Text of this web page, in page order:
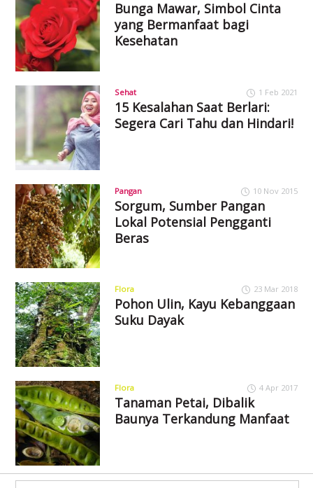
Bunga Mawar, Simbol Cinta
yang Bermanfaat bagi
Kesehatan
Sehat 1 Feb 2021
15 Kesalahan Saat Berlari:
Segera Cari Tahu dan Hindari!
Pangan 10 Nov 2015
Sorgum, Sumber Pangan
Lokal Potensial Pengganti
Beras
Flora 23 Mar 2018
Pohon Ulin, Kayu Kebanggaan
Suku Dayak
Flora 4 Apr 2017
Tanaman Petai, Dibalik
Baunya Terkandung Manfaat